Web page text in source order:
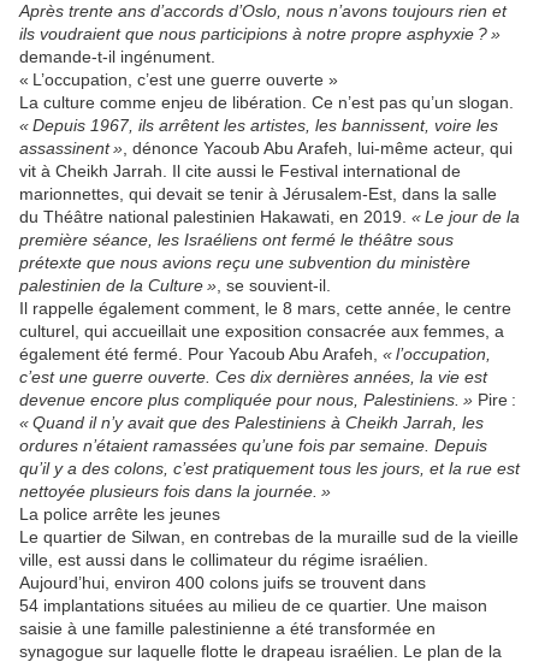
Après trente ans d’accords d’Oslo, nous n’avons toujours rien et
ils voudraient que nous participions à notre propre asphyxie ? »
demande-t-il ingénument.
« L’occupation, c’est une guerre ouverte »
La culture comme enjeu de libération. Ce n’est pas qu’un slogan.
« Depuis 1967, ils arrêtent les artistes, les bannissent, voire les
assassinent », dénonce Yacoub Abu Arafeh, lui-même acteur, qui
vit à Cheikh Jarrah. Il cite aussi le Festival international de
marionnettes, qui devait se tenir à Jérusalem-Est, dans la salle
du Théâtre national palestinien Hakawati, en 2019. « Le jour de la
première séance, les Israéliens ont fermé le théâtre sous
prétexte que nous avions reçu une subvention du ministère
palestinien de la Culture », se souvient-il.
Il rappelle également comment, le 8 mars, cette année, le centre
culturel, qui accueillait une exposition consacrée aux femmes, a
également été fermé. Pour Yacoub Abu Arafeh, « l’occupation,
c’est une guerre ouverte. Ces dix dernières années, la vie est
devenue encore plus compliquée pour nous, Palestiniens. » Pire :
« Quand il n’y avait que des Palestiniens à Cheikh Jarrah, les
ordures n’étaient ramassées qu’une fois par semaine. Depuis
qu’il y a des colons, c’est pratiquement tous les jours, et la rue est
nettoyée plusieurs fois dans la journée. »
La police arrête les jeunes
Le quartier de Silwan, en contrebas de la muraille sud de la vieille
ville, est aussi dans le collimateur du régime israélien.
Aujourd’hui, environ 400 colons juifs se trouvent dans
54 implantations situées au milieu de ce quartier. Une maison
saisie à une famille palestinienne a été transformée en
synagogue sur laquelle flotte le drapeau israélien. Le plan de la